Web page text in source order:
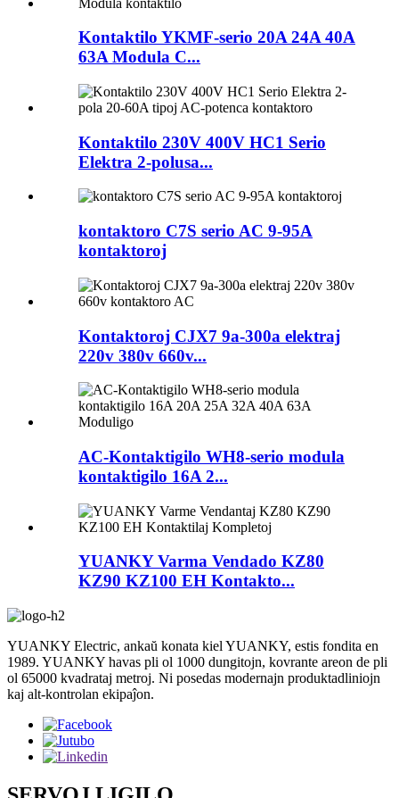
Kontaktilo YKMF-serio 20A 24A 40A
63A Modula C...
Kontaktilo 230V 400V HC1 Serio
Elektra 2-polusa...
kontaktoro C7S serio AC 9-95A
kontaktoroj
Kontaktoroj CJX7 9a-300a elektraj
220v 380v 660v...
AC-Kontaktigilo WH8-serio modula
kontaktigilo 16A 2...
YUANKY Varma Vendado KZ80
KZ90 KZ100 EH Kontakto...
YUANKY Electric, ankaŭ konata kiel YUANKY, estis fondita en
1989. YUANKY havas pli ol 1000 dungitojn, kovrante areon de pli
ol 65000 kvadrataj metroj. Ni posedas modernajn produktadliniojn
kaj alt-kontrolan ekipaĵon.